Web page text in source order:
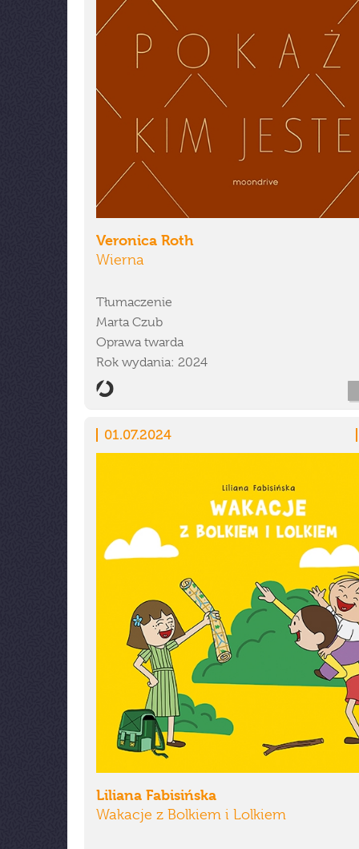
Veronica Roth
Wierna
Tłumaczenie
Marta Czub
Oprawa twarda
Rok wydania: 2024
01.07.2024
Liliana Fabisińska
Wakacje z Bolkiem i Lolkiem